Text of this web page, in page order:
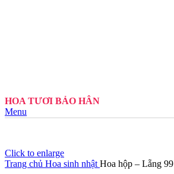
HOA TƯƠI BẢO HÂN
Menu
Click to enlarge
Trang chủ Hoa sinh nhật Hoa hộp – Lẵng 99